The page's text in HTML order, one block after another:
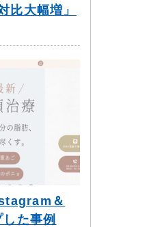
比大幅増」
＆
た事例